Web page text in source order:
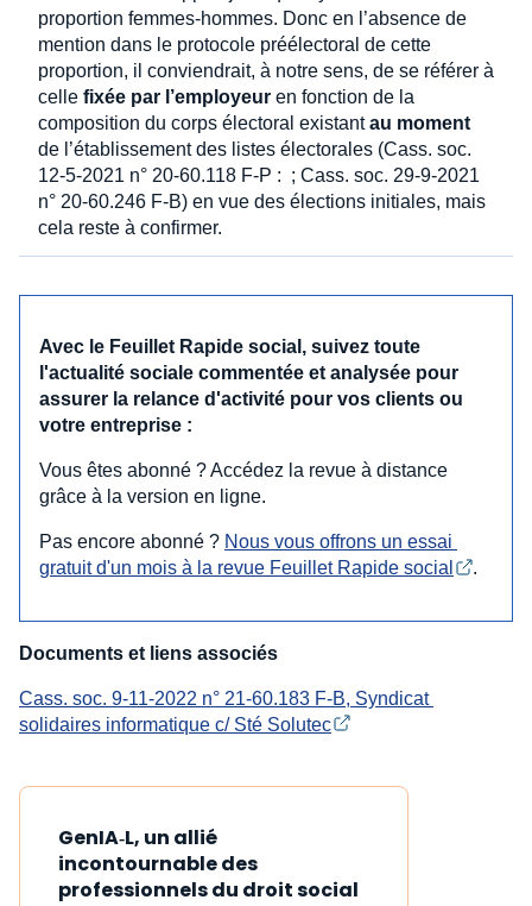
proportion femmes-hommes. Donc en l’absence de
mention dans le protocole préélectoral de cette
proportion, il conviendrait, à notre sens, de se référer à
celle fixée par l’employeur en fonction de la
composition du corps électoral existantau moment
de l’établissement des listes électorales (Cass. soc.
12-5-2021 n° 20-60.118 F-P : ; Cass. soc. 29-9-2021
n° 20-60.246 F-B) en vue des élections initiales, mais
cela reste à confirmer.
Avec le Feuillet Rapide social, suivez toute
l'actualité sociale commentée et analysée pour
assurer la relance d'activité pour vos clients ou
votre entreprise :
Vous êtes abonné ? Accédez la revue à distance
grâce à la version en ligne.
Pas encore abonné ? Nous vous offrons un essai
gratuit d'un mois à la revue Feuillet Rapide social
.
Documents et liens associés
Cass. soc. 9-11-2022 n° 21-60.183 F-B, Syndicat
solidaires informatique c/ Sté Solutec
GenIA‑L, un allié
incontournable des
professionnels du droit social